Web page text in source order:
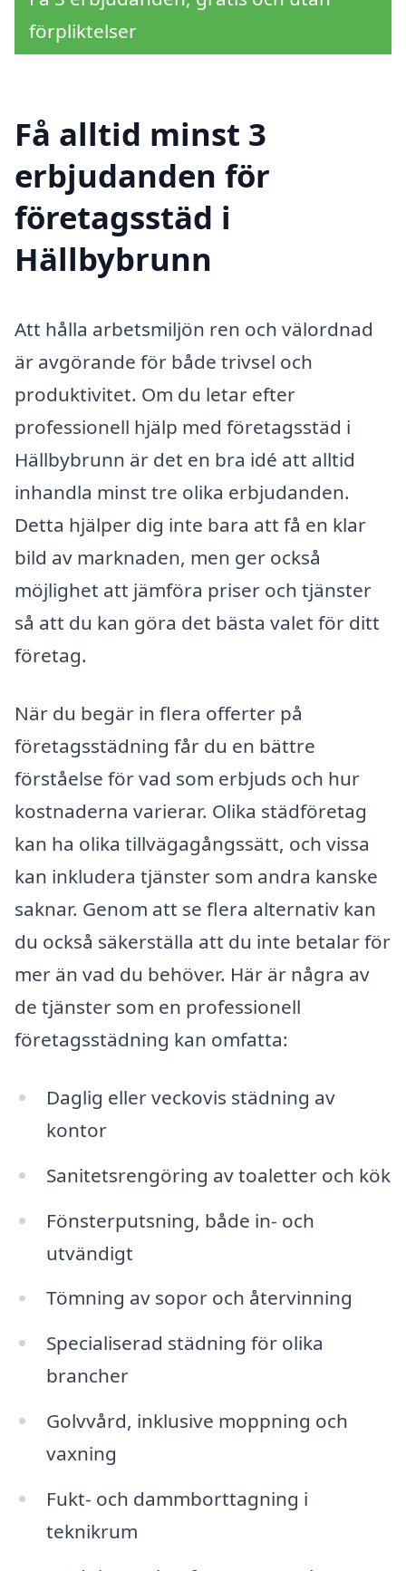
förpliktelser
Få alltid minst 3
erbjudanden för
företagsstäd i
Hällbybrunn
Att hålla arbetsmiljön ren och välordnad
är avgörande för både trivsel och
produktivitet. Om du letar efter
professionell hjälp med företagsstäd i
Hällbybrunn är det en bra idé att alltid
inhandla minst tre olika erbjudanden.
Detta hjälper dig inte bara att få en klar
bild av marknaden, men ger också
möjlighet att jämföra priser och tjänster
så att du kan göra det bästa valet för ditt
företag.
När du begär in flera offerter på
företagsstädning får du en bättre
förståelse för vad som erbjuds och hur
kostnaderna varierar. Olika städföretag
kan ha olika tillvägagångssätt, och vissa
kan inkludera tjänster som andra kanske
saknar. Genom att se flera alternativ kan
du också säkerställa att du inte betalar för
mer än vad du behöver. Här är några av
de tjänster som en professionell
företagsstädning kan omfatta:
Daglig eller veckovis städning av
kontor
Sanitetsrengöring av toaletter och kök
Fönsterputsning, både in- och
utvändigt
Tömning av sopor och återvinning
Specialiserad städning för olika
brancher
Golvvård, inklusive moppning och
vaxning
Fukt- och dammborttagning i
teknikrum